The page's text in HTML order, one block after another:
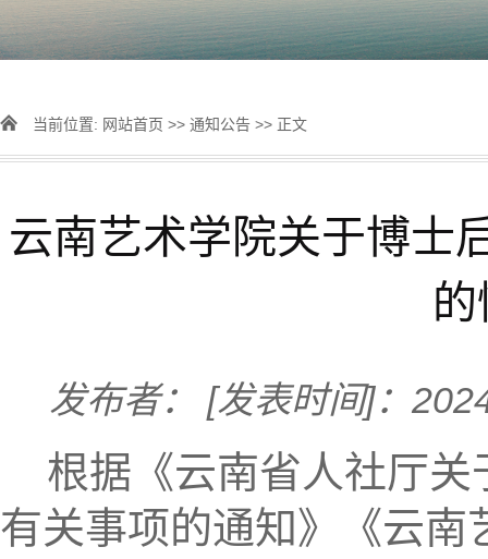
当前位置: 网站首页 >> 通知公告 >> 正文
云南艺术学院关于博士
发布者： [发表时间]：
根据《云南省人社厅
有关事项的通知》《云南